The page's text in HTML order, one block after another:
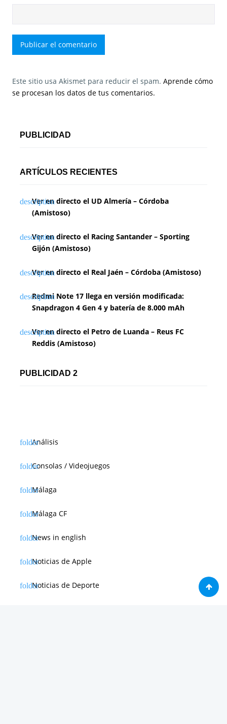
Este sitio usa Akismet para reducir el spam. Aprende cómo
se procesan los datos de tus comentarios.
PUBLICIDAD
ARTÍCULOS RECIENTES
Ver en directo el UD Almería – Córdoba
(Amistoso)
Ver en directo el Racing Santander – Sporting
Gijón (Amistoso)
Ver en directo el Real Jaén – Córdoba (Amistoso)
Redmi Note 17 llega en versión modificada:
Snapdragon 4 Gen 4 y batería de 8.000 mAh
Ver en directo el Petro de Luanda – Reus FC
Reddis (Amistoso)
PUBLICIDAD 2
Análisis
Consolas / Videojuegos
Málaga
Málaga CF
News in english
Noticias de Apple
Noticias de Deporte